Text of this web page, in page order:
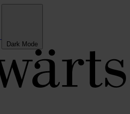
Dark Mode